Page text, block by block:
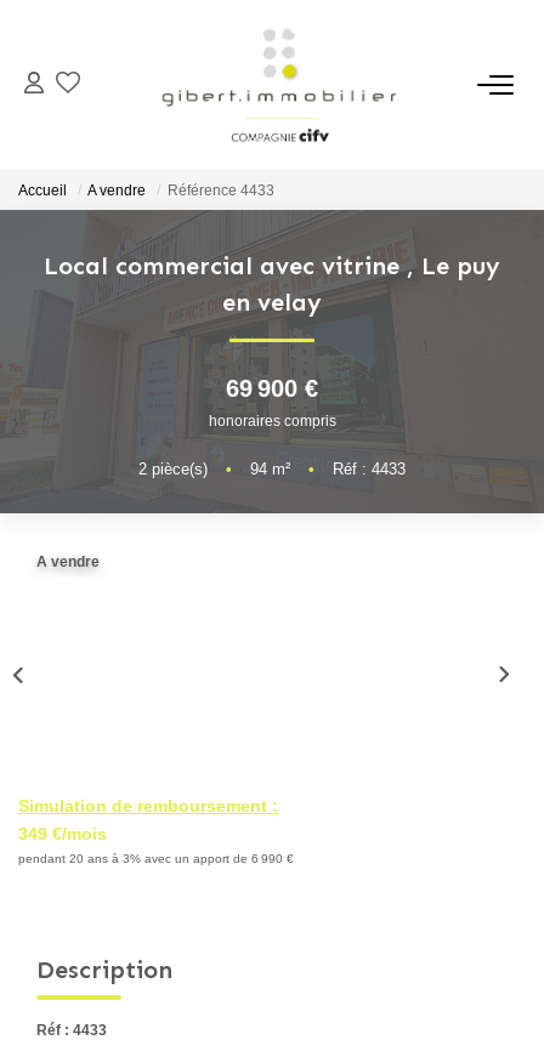
ACHETER
Maisons
Appartements
Locaux Professionnels
Parkings
Immeubles
Terrains
LOUER
MON COMPTE
Accueil A vendre Référence 4433
Local commercial avec vitrine, Le puy
en velay
69 900 €
honoraires compris
2 pièce(s) • 94 m² • Réf : 4433
A vendre
Simulation de remboursement :
349 €/mois
pendant 20 ans à 3% avec un apport de 6 990 €
Description
Réf : 4433